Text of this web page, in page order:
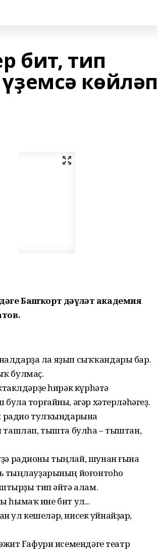
бит, тип
көйләп
Башҡорт дәүләт академия
ла яҙып сыҡҡандары бар.
булмаҫ.
һирәк күрһәтә
торғайны, әгәр хәтерләһәгеҙ.
радио тулҡындарына
ташлап, тышта булһа – тыштан,
радионы тыңлай, шунан ғына
тыңлауҙарының йоғонтоһо
тип әйтә алам.
һымаҡ ине бит ул...
ул кешеләр, нисек уйнайҙар,
Ғафури исемендәге театр